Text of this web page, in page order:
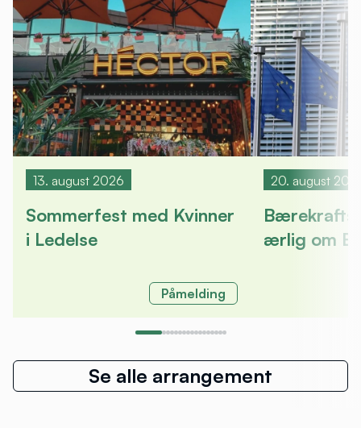
13. august 2026
Sommerfest med Kvinner
i Ledelse
Påmelding
20. august
ærlig om
Se alle arrangement